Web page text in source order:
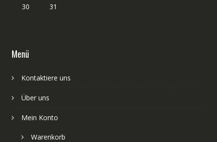
30
31
Menü
Kontaktiere uns
Über uns
Mein Konto
Warenkorb